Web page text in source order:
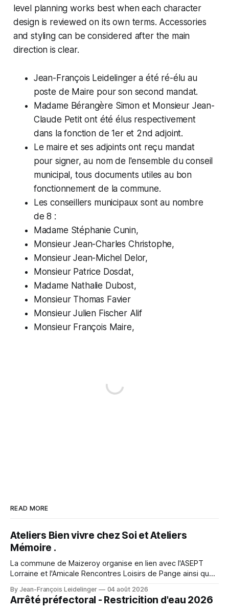
level planning works best when each character
design is reviewed on its own terms. Accessories
and styling can be considered after the main
direction is clear.
Jean-François Leidelinger a été ré-élu au
poste de Maire pour son second mandat.
Madame Bérangère Simon et Monsieur Jean-
Claude Petit ont été élus respectivement
dans la fonction de 1er et 2nd adjoint.
Le maire et ses adjoints ont reçu mandat
pour signer, au nom de l'ensemble du conseil
municipal, tous documents utiles au bon
fonctionnement de la commune.
Les conseillers municipaux sont au nombre
de 8 :
Madame Stéphanie Cunin,
Monsieur Jean-Charles Christophe,
Monsieur Jean-Michel Delor,
Monsieur Patrice Dosdat,
Madame Nathalie Dubost,
Monsieur Thomas Favier
Monsieur Julien Fischer Alif
Monsieur François Maire,
READ MORE
Ateliers Bien vivre chez Soi et Ateliers
Mémoire .
La commune de Maizeroy organise en lien avec l'ASEPT
Lorraine et l'Amicale Rencontres Loisirs de Pange ainsi que
ateliers. Ceux ci se dérouleront à Maizeroy pour la partie
Bien vivre chez soi et à Pange pour l'
By Jean-François Leidelinger 04 août 2026
Arrêté préfectoral - Restricition d'eau 2026